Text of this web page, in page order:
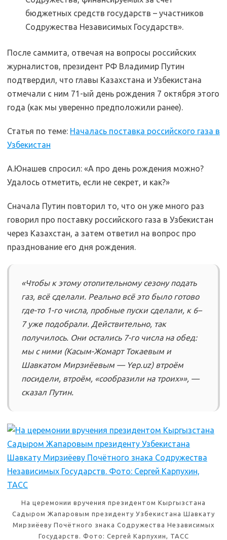
бюджетных средств государств – участников
Содружества Независимых Государств».
После саммита, отвечая на вопросы российских
журналистов, президент РФ Владимир Путин
подтвердил, что главы Казахстана и Узбекистана
отмечали с ним 71-ый день рождения 7 октября этого
года (как мы уверенно предположили ранее).
Статья по теме: Началась поставка российского газа в
Узбекистан
А.Юнашев спросил: «А про день рождения можно?
Удалось отметить, если не секрет, и как?»
Сначала Путин повторил то, что он уже много раз
говорил про поставку российского газа в Узбекистан
через Казахстан, а затем ответил на вопрос про
празднование его дня рождения.
«Чтобы к этому отопительному сезону подать
газ, всё сделали. Реально всё это было готово
где-то 1-го числа, пробные пуски сделали, к 6–
7 уже подобрали. Действительно, так
получилось. Они остались 7-го числа на обед:
мы с ними (Касым-Жомарт Токаевым и
Шавкатом Мирзиёевым — Yep.uz) втроём
посидели, втроём, «сообразили на троих»», —
сказал Путин.
На церемонии вручения президентом Кыргызстана
Садыром Жапаровым президенту Узбекистана Шавкату
Мирзиёеву Почётного знака Содружества Независимых
Государств. Фото: Сергей Карпухин, ТАСС